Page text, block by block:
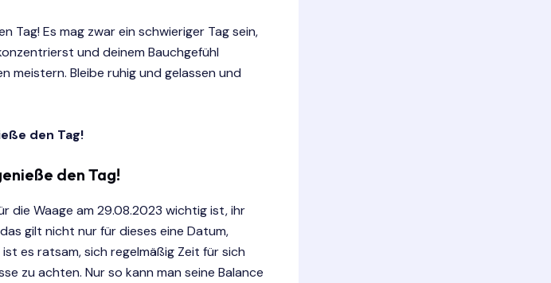
Tag! Es mag zwar ein schwieriger Tag sein,
und deinem Bauchgefühl
Bleibe ruhig und gelassen und
den Tag!
den Tag!
die Waage am 29.08.2023 wichtig ist, ihr
gilt nicht nur für dieses eine Datum,
es ratsam, sich regelmäßig Zeit für sich
zu achten. Nur so kann man seine Balance